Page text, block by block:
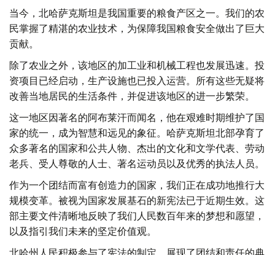
当今，北哈萨克斯坦是我国重要的粮食产区之一。我们的农
民掌握了精湛的农业技术，为保障我国粮食安全做出了巨大
贡献。
除了农业之外，该地区的加工业和机械工程也发展迅速。投
资项目已经启动，生产设施也已投入运营。所有这些无疑将
改善当地居民的生活条件，并促进该地区的进一步繁荣。
这一地区因著名的阿布莱汗而闻名，他在艰难时期维护了国
家的统一，成为智慧和远见的象征。哈萨克斯坦北部孕育了
众多著名的国家和公共人物、杰出的文化和文学代表、劳动
老兵、受人尊敬的人士、著名运动员以及优秀的执法人员。
作为一个团结而富有创造力的国家，我们正在成功地推行大
规模变革。被视为国家发展基石的新宪法已于近期生效。这
部主要文件清晰地反映了我们人民数百年来的梦想和愿望，
以及指引我们未来的坚定价值观。